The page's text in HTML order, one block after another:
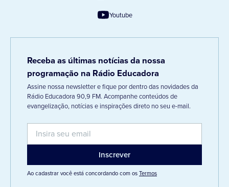
Youtube
Receba as últimas notícias da nossa
programação na Rádio Educadora
Assine nossa newsletter e fique por dentro das novidades da
Rádio Educadora 90,9 FM. Acompanhe conteúdos de
evangelização, notícias e inspirações direto no seu e-mail.
Ao cadastrar você está concordando com osTermos